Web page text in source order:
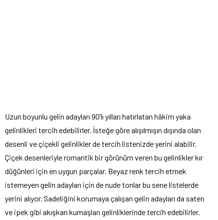
Uzun boyunlu gelin adayları 90’lı yılları hatırlatan hâkim yaka
gelinlikleri tercih edebilirler. İsteğe göre alışılmışın dışında olan
desenli ve çiçekli gelinlikler de tercih listenizde yerini alabilir.
Çiçek desenleriyle romantik bir görünüm veren bu gelinlikler kır
düğünleri için en uygun parçalar. Beyaz renk tercih etmek
istemeyen gelin adayları için de nude tonlar bu sene listelerde
yerini alıyor. Sadeliğini korumaya çalışan gelin adayları da saten
ve ipek gibi akışkan kumaşları gelinliklerinde tercih edebilirler.